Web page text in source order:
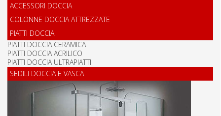
ACCESSORI DOCCIA
COLONNE DOCCIA ATTREZZATE
PIATTI DOCCIA
PIATTI DOCCIA CERAMICA
PIATTI DOCCIA ACRILICO
PIATTI DOCCIA ULTRAPIATTI
SEDILI DOCCIA E VASCA